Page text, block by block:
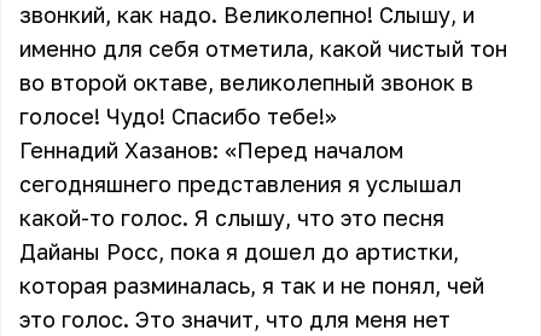
звонкий, как надо. Великолепно! Слышу, и
именно для себя отметила, какой чистый тон
во второй октаве, великолепный звонок в
голосе! Чудо! Спасибо тебе!»
Геннадий Хазанов: «Перед началом
сегодняшнего представления я услышал
какой-то голос. Я слышу, что это песня
Дайаны Росс, пока я дошел до артистки,
которая разминалась, я так и не понял, чей
это голос. Это значит, что для меня нет